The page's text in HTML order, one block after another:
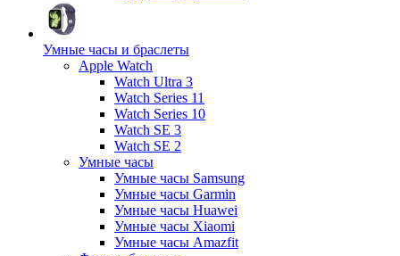
Умные часы и браслеты
Apple Watch
Watch Ultra 3
Watch Series 11
Watch Series 10
Watch SE 3
Watch SE 2
Умные часы
Умные часы Samsung
Умные часы Garmin
Умные часы Huawei
Умные часы Xiaomi
Умные часы Amazfit